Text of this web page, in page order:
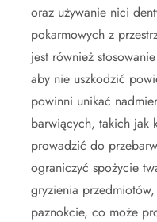
oraz używanie nici
pokarmowych z
jest również
aby nie uszkodzić
powinni unikać
barwiących, takich jak
prowadzić do
ograniczyć spożycie
gryzienia
paznokcie, co może